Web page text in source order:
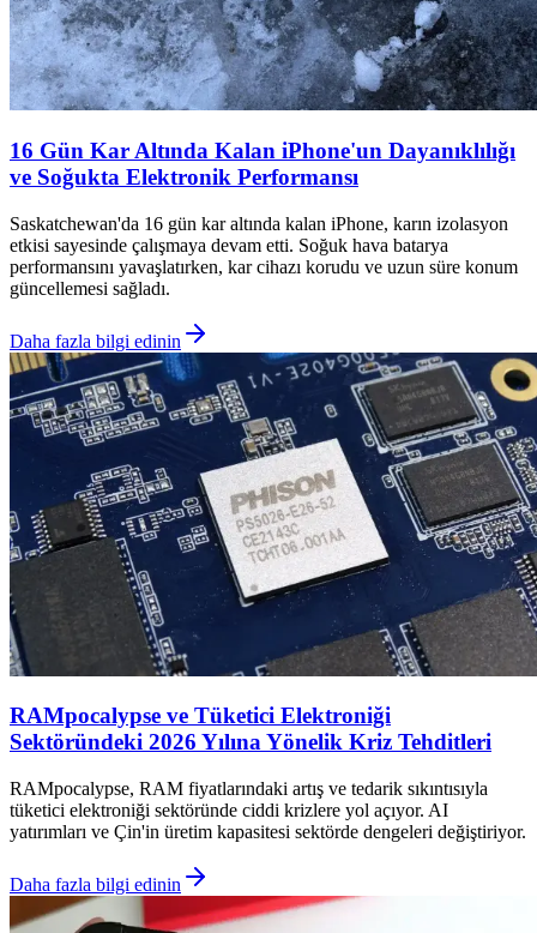
16 Gün Kar Altında Kalan iPhone'un Dayanıklılığı
ve Soğukta Elektronik Performansı
Saskatchewan'da 16 gün kar altında kalan iPhone, karın izolasyon
etkisi sayesinde çalışmaya devam etti. Soğuk hava batarya
performansını yavaşlatırken, kar cihazı korudu ve uzun süre konum
güncellemesi sağladı.
Daha fazla bilgi edinin
RAMpocalypse ve Tüketici Elektroniği
Sektöründeki 2026 Yılına Yönelik Kriz Tehditleri
RAMpocalypse, RAM fiyatlarındaki artış ve tedarik sıkıntısıyla
tüketici elektroniği sektöründe ciddi krizlere yol açıyor. AI
yatırımları ve Çin'in üretim kapasitesi sektörde dengeleri değiştiriyor.
Daha fazla bilgi edinin